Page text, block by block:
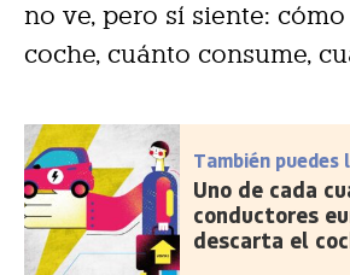
no ve, pero sí siente:
coche, cuánto consume,
También puedes
Uno de cada
conductores
descarta el